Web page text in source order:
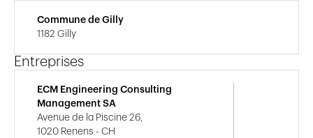
Commune de Gilly
1182 Gilly
Entreprises
ECM Engineering Consulting
Management SA
Avenue de la Piscine 26,
1020 Renens - CH